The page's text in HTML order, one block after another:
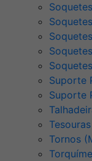
Suporte
Suporte
Tesouras
Tornos